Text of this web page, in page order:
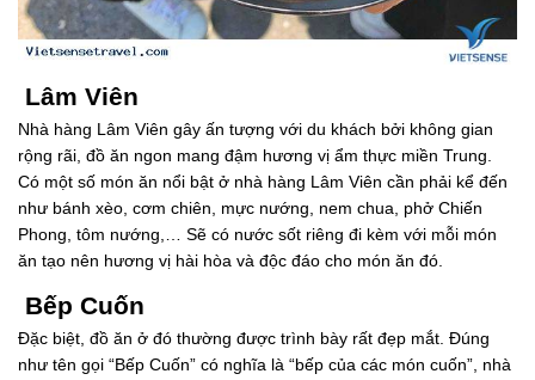
Lâm Viên
Nhà hàng Lâm Viên gây ấn tượng với du khách bởi không gian
rộng rãi, đồ ăn ngon mang đậm hương vị ẩm thực miền Trung.
Có một số món ăn nổi bật ở nhà hàng Lâm Viên cần phải kể đến
như bánh xèo, cơm chiên, mực nướng, nem chua, phở Chiến
Phong, tôm nướng,… Sẽ có nước sốt riêng đi kèm với mỗi món
ăn tạo nên hương vị hài hòa và độc đáo cho món ăn đó.
Bếp Cuốn
Đặc biệt, đồ ăn ở đó thường được trình bày rất đẹp mắt. Đúng
như tên gọi “Bếp Cuốn” có nghĩa là “bếp của các món cuốn”, nhà